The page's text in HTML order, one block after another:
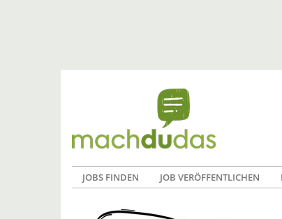
JOBS FINDEN JOB VERÖFFENTLICHEN